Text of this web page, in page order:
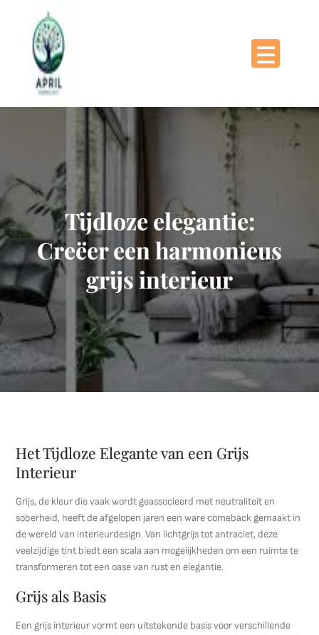
Tijdloze elegantie:
Creëer een harmonieus
grijs interieur
Het Tijdloze Elegante van een Grijs
Interieur
Grijs, de kleur die vaak wordt geassocieerd met neutraliteit en
soberheid, heeft de afgelopen jaren een ware comeback gemaakt in
de wereld van interieurdesign. Van lichtgrijs tot antraciet, deze
veelzijdige tint biedt een scala aan mogelijkheden om een ruimte te
transformeren tot een oase van rust en elegantie.
Grijs als Basis
Een grijs interieur vormt een uitstekende basis voor verschillende